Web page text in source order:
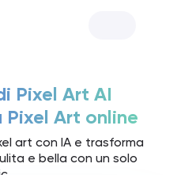
Pixel Art AI
Art online
art con IA e trasforma
e bella con un solo